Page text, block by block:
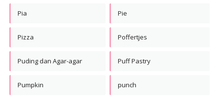
Pia Pie
Pizza Poffertjes
Puding dan Agar-agar Puff Pastry
Pumpkin punch